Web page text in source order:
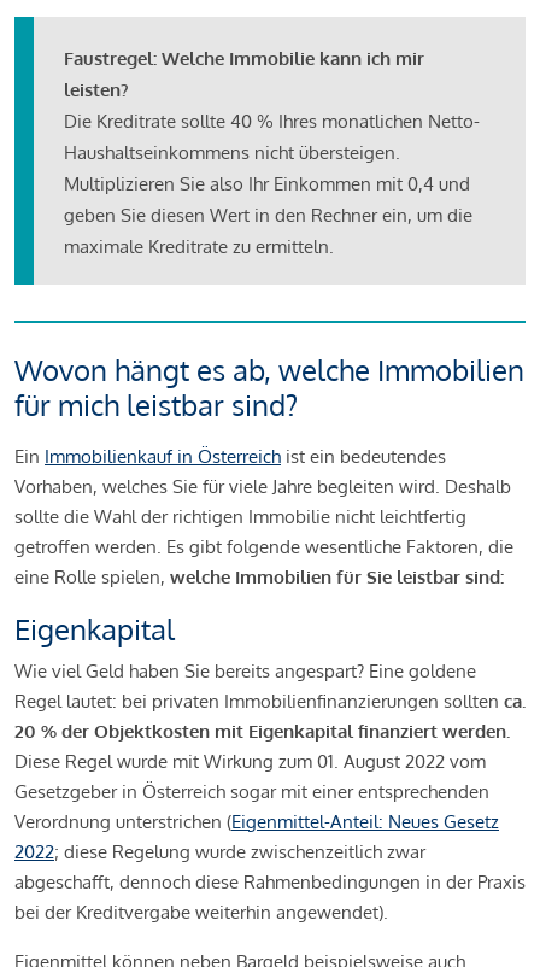
Faustregel: Welche Immobilie kann ich mir
leisten?
Die Kreditrate sollte 40 % Ihres monatlichen Netto-
Haushaltseinkommens nicht übersteigen.
Multiplizieren Sie also Ihr Einkommen mit 0,4 und
geben Sie diesen Wert in den Rechner ein, um die
maximale Kreditrate zu ermitteln.
Wovon hängt es ab, welche Immobilien
für mich leistbar sind?
Ein Immobilienkauf in Österreich ist ein bedeutendes
Vorhaben, welches Sie für viele Jahre begleiten wird. Deshalb
sollte die Wahl der richtigen Immobilie nicht leichtfertig
getroffen werden. Es gibt folgende wesentliche Faktoren, die
eine Rolle spielen, welche Immobilien für Sie leistbar sind:
Eigenkapital
Wie viel Geld haben Sie bereits angespart? Eine goldene
Regel lautet: bei privaten Immobilienfinanzierungen sollten ca.
20 % der Objektkosten mit Eigenkapital finanziert werden.
Diese Regel wurde mit Wirkung zum 01. August 2022 vom
Gesetzgeber in Österreich sogar mit einer entsprechenden
Verordnung unterstrichen (Eigenmittel-Anteil: Neues Gesetz
2022; diese Regelung wurde zwischenzeitlich zwar
abgeschafft, dennoch diese Rahmenbedingungen in der Praxis
bei der Kreditvergabe weiterhin angewendet).
Eigenmittel können neben Bargeld beispielsweise auch